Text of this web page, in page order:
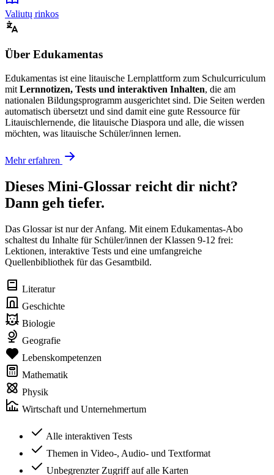
Valiutų rinkos
Über Edukamentas
Edukamentas ist eine litauische Lernplattform zum Schulcurriculum
mit Lernnotizen, Tests und interaktiven Inhalten, die am
nationalen Bildungsprogramm ausgerichtet sind. Die Seiten werden
automatisch übersetzt und sind damit eine gute Ressource für
Litauischlernende, die litauische Diaspora und alle, die wissen
möchten, was litauische Schüler/innen lernen.
Mehr erfahren
Dieses Mini-Glossar reicht dir nicht?
Dann geh tiefer.
Das Glossar ist nur der Anfang. Mit einem Edukamentas-Abo
schaltest du Inhalte für Schüler/innen der Klassen 9-12 frei:
Lektionen, interaktive Tests und eine umfangreiche
Quellenbibliothek für das Gesamtbild.
Literatur
Geschichte
Biologie
Geografie
Lebenskompetenzen
Mathematik
Physik
Wirtschaft und Unternehmertum
Alle interaktiven Tests
Themen in Video-, Audio- und Textformat
Unbegrenzter Zugriff auf alle Karten